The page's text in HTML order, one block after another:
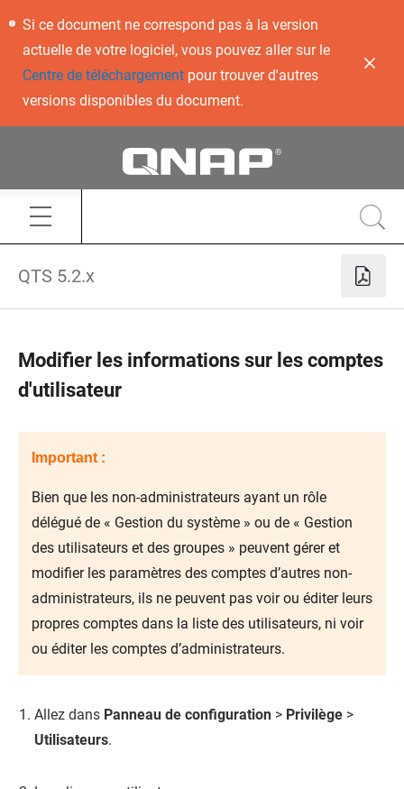
Si ce document ne correspond pas à la version
actuelle de votre logiciel, vous pouvez aller sur le
Centre de téléchargementpour trouver d'autres
versions disponibles du document.
QTS 5.2.x
Modifier les informations sur les comptes
d'utilisateur
Important :
Bien que les non-administrateurs ayant un rôle
délégué de « Gestion du système » ou de « Gestion
des utilisateurs et des groupes » peuvent gérer et
modifier les paramètres des comptes d’autres non-
administrateurs, ils ne peuvent pas voir ou éditer leurs
propres comptes dans la liste des utilisateurs, ni voir
ou éditer les comptes d’administrateurs.
Allez dans Panneau de configuration > Privilège >
Utilisateurs.